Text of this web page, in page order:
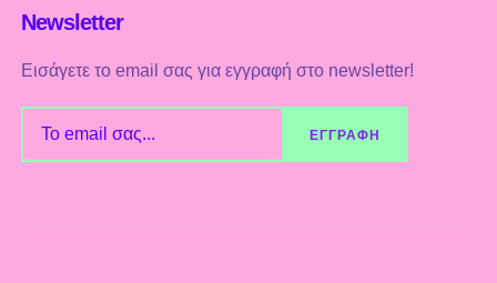
Newsletter
Εισάγετε το email σας για εγγραφή στο newsletter!